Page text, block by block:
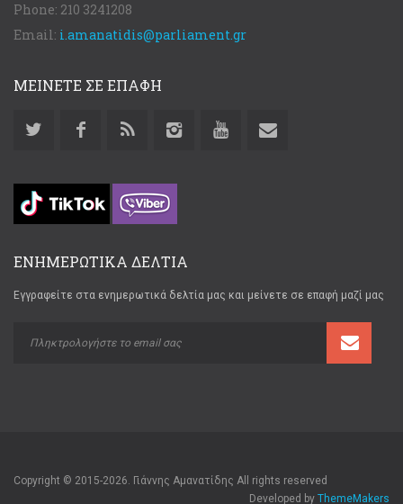
Phone: 210 3241208
Email: i.amanatidis@parliament.gr
ΜΕΙΝΕΤΕ ΣΕ ΕΠΑΦΗ
ΕΝΗΜΕΡΩΤΙΚΑ ΔΕΛΤΙΑ
Εγγραφείτε στα ενημερωτικά δελτία μας και μείνετε σε επαφή μαζί μας
Copyright © 2015-2026. Γιάννης Αμανατίδης All rights reserved
Developed by ThemeMakers